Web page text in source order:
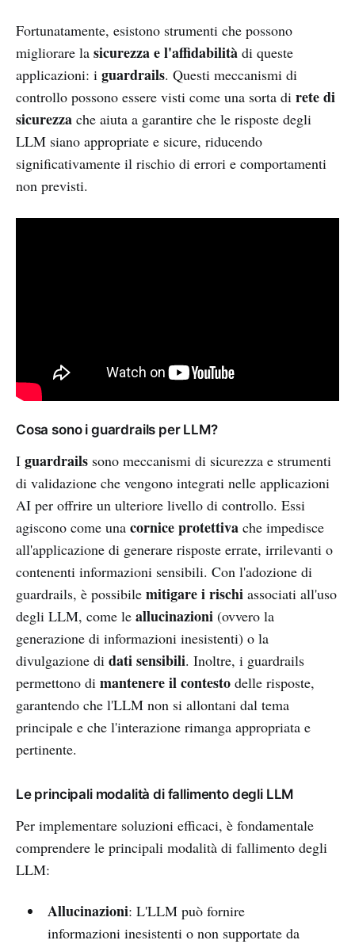
Fortunatamente, esistono strumenti che possono
migliorare la sicurezza e l'affidabilità di queste
applicazioni: i guardrails. Questi meccanismi di
controllo possono essere visti come una sorta di rete di
sicurezza che aiuta a garantire che le risposte degli
LLM siano appropriate e sicure, riducendo
significativamente il rischio di errori e comportamenti
non previsti.
Cosa sono i guardrails per LLM?
I guardrails sono meccanismi di sicurezza e strumenti
di validazione che vengono integrati nelle applicazioni
AI per offrire un ulteriore livello di controllo. Essi
agiscono come una cornice protettiva che impedisce
all'applicazione di generare risposte errate, irrilevanti o
contenenti informazioni sensibili. Con l'adozione di
guardrails, è possibile mitigare i rischi associati all'uso
degli LLM, come le allucinazioni (ovvero la
generazione di informazioni inesistenti) o la
divulgazione di dati sensibili. Inoltre, i guardrails
permettono di mantenere il contesto delle risposte,
garantendo che l'LLM non si allontani dal tema
principale e che l'interazione rimanga appropriata e
pertinente.
Le principali modalità di fallimento degli LLM
Per implementare soluzioni efficaci, è fondamentale
comprendere le principali modalità di fallimento degli
LLM:
Allucinazioni: L'LLM può fornire
informazioni inesistenti o non supportate da